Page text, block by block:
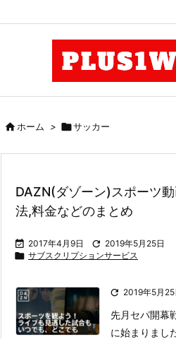
ホーム > サッカー
DAZN(ダゾーン)スポーツ
法,料金などのまとめ
 2017年4月9日  2019年5月25日
 サブスクリプションサービス
 2019年5月25
先月セパ開幕
に始まりまし